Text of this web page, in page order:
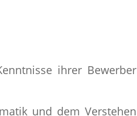
ihrer Bewerber
und dem Verstehen